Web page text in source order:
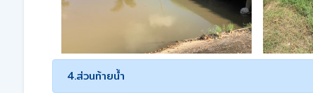
4.ส่วนท้ายน้ำ